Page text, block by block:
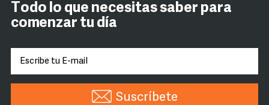
Todo lo que necesitas saber para
comenzar tu día
Suscríbete